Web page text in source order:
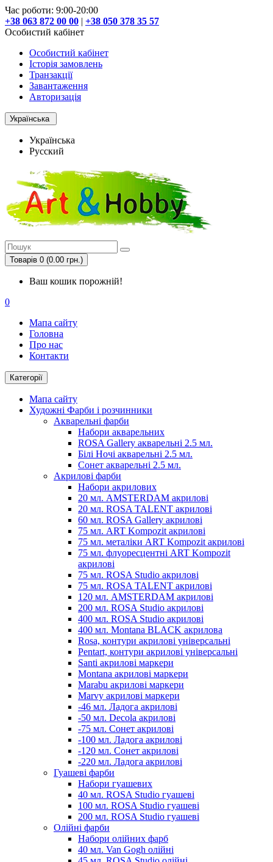
Час роботи: 9:00-20:00
+38 063 872 00 00 | +38 050 378 35 57
Особистий кабінет
Особистий кабінет
Історія замовлень
Транзакції
Завантаження
Авторизація
Українська
Українська
Русский
Товарів 0 (0.00 грн.)
Ваш кошик порожній!
0
Мапа сайту
Головна
Про нас
Контакти
Категорії
Мапа сайту
Художні Фарби і розчинники
Акварельні фарби
Набори акварельних
ROSA Gallery акварельні 2.5 мл.
Білі Ночі акварельні 2.5 мл.
Сонет акварельні 2.5 мл.
Акрилові фарби
Набори акрилових
20 мл. AMSTERDAM акрилові
20 мл. ROSA TALENT акрилові
60 мл. ROSA Gallery акрилові
75 мл. ART Kompozit акрилові
75 мл. металіки ART Kompozit акрилові
75 мл. флуоресцентні ART Kompozit
акрилові
75 мл. ROSA Studio акрилові
75 мл. ROSA TALENT акрилові
120 мл. AMSTERDAM акрилові
200 мл. ROSA Studio акрилові
400 мл. ROSA Studio акрилові
400 мл. Montana BLACK акрилова
Rosa, контури акрилові універсальні
Pentart, контури акрилові універсальні
Santi акрилові маркери
Montana акрилові маркери
Marabu акрилові маркери
Marvy акрилові маркери
-46 мл. Ладога акрилові
-50 мл. Decola акрилові
-75 мл. Сонет акрилові
-100 мл. Ладога акрилові
-120 мл. Сонет акрилові
-220 мл. Ладога акрилові
Гуашеві фарби
Набори гуашевих
40 мл. ROSA Studio гуашеві
100 мл. ROSA Studio гуашеві
200 мл. ROSA Studio гуашеві
Олійні фарби
Набори олійних фарб
40 мл. Van Gogh олійні